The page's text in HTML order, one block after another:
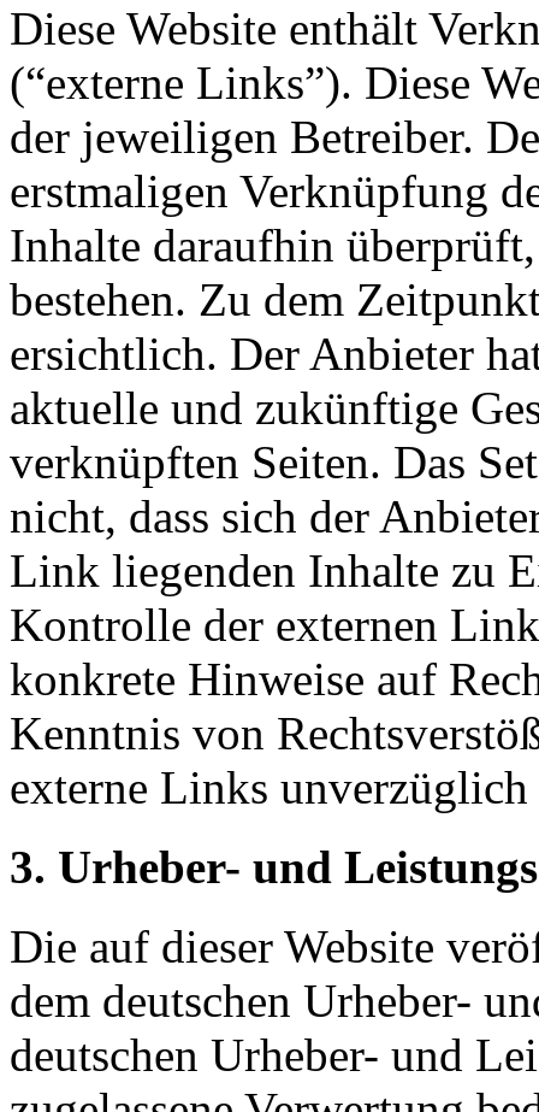
Diese Website enthält
(“externe Links”). Diese
der jeweiligen Betreiber.
erstmaligen Verknüpfung
Inhalte daraufhin
bestehen. Zu dem
ersichtlich. Der Anbieter
aktuelle und zukünftige
verknüpften Seiten. Das
nicht, dass sich der
Link liegenden Inhalte zu
Kontrolle der externen
konkrete Hinweise auf
Kenntnis von
externe Links unverzüglich
3. Urheber- und
Die auf dieser Website
dem deutschen Urheber-
deutschen Urheber- und